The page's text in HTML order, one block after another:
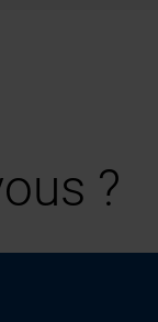
?